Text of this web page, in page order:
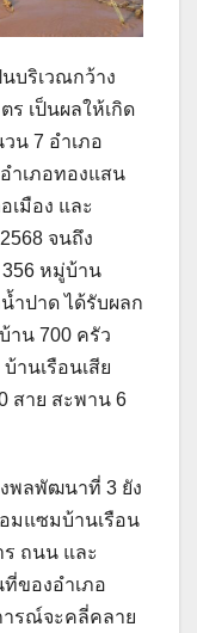
บริเวณกว้าง
ร เป็นผลให้เกิด
น 7 อำเภอ
ำเภอทองแสน
เมือง และ
จนถึง
356 หมู่บ้าน
ำปาด ได้รับผลก
าน 700 ครัว
านเรือนเสีย
สาย สะพาน 6
พลพัฒนาที่ 3 ยัง
มแซมบ้านเรือน
ถนน และ
ของอำเภอ
ารณ์จะคลี่คลาย